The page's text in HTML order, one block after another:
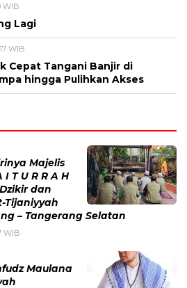
WIB
Lagi
WIB
Cepat Tangani Banjir di
hingga Pulihkan Akses
Majelis
T U R R A H
dan
Tijaniyyah
– Tangerang Selatan
WIB
Maulana